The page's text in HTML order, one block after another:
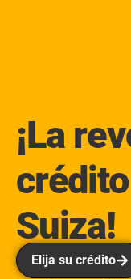
¡La
Suiza!
Elija su crédito